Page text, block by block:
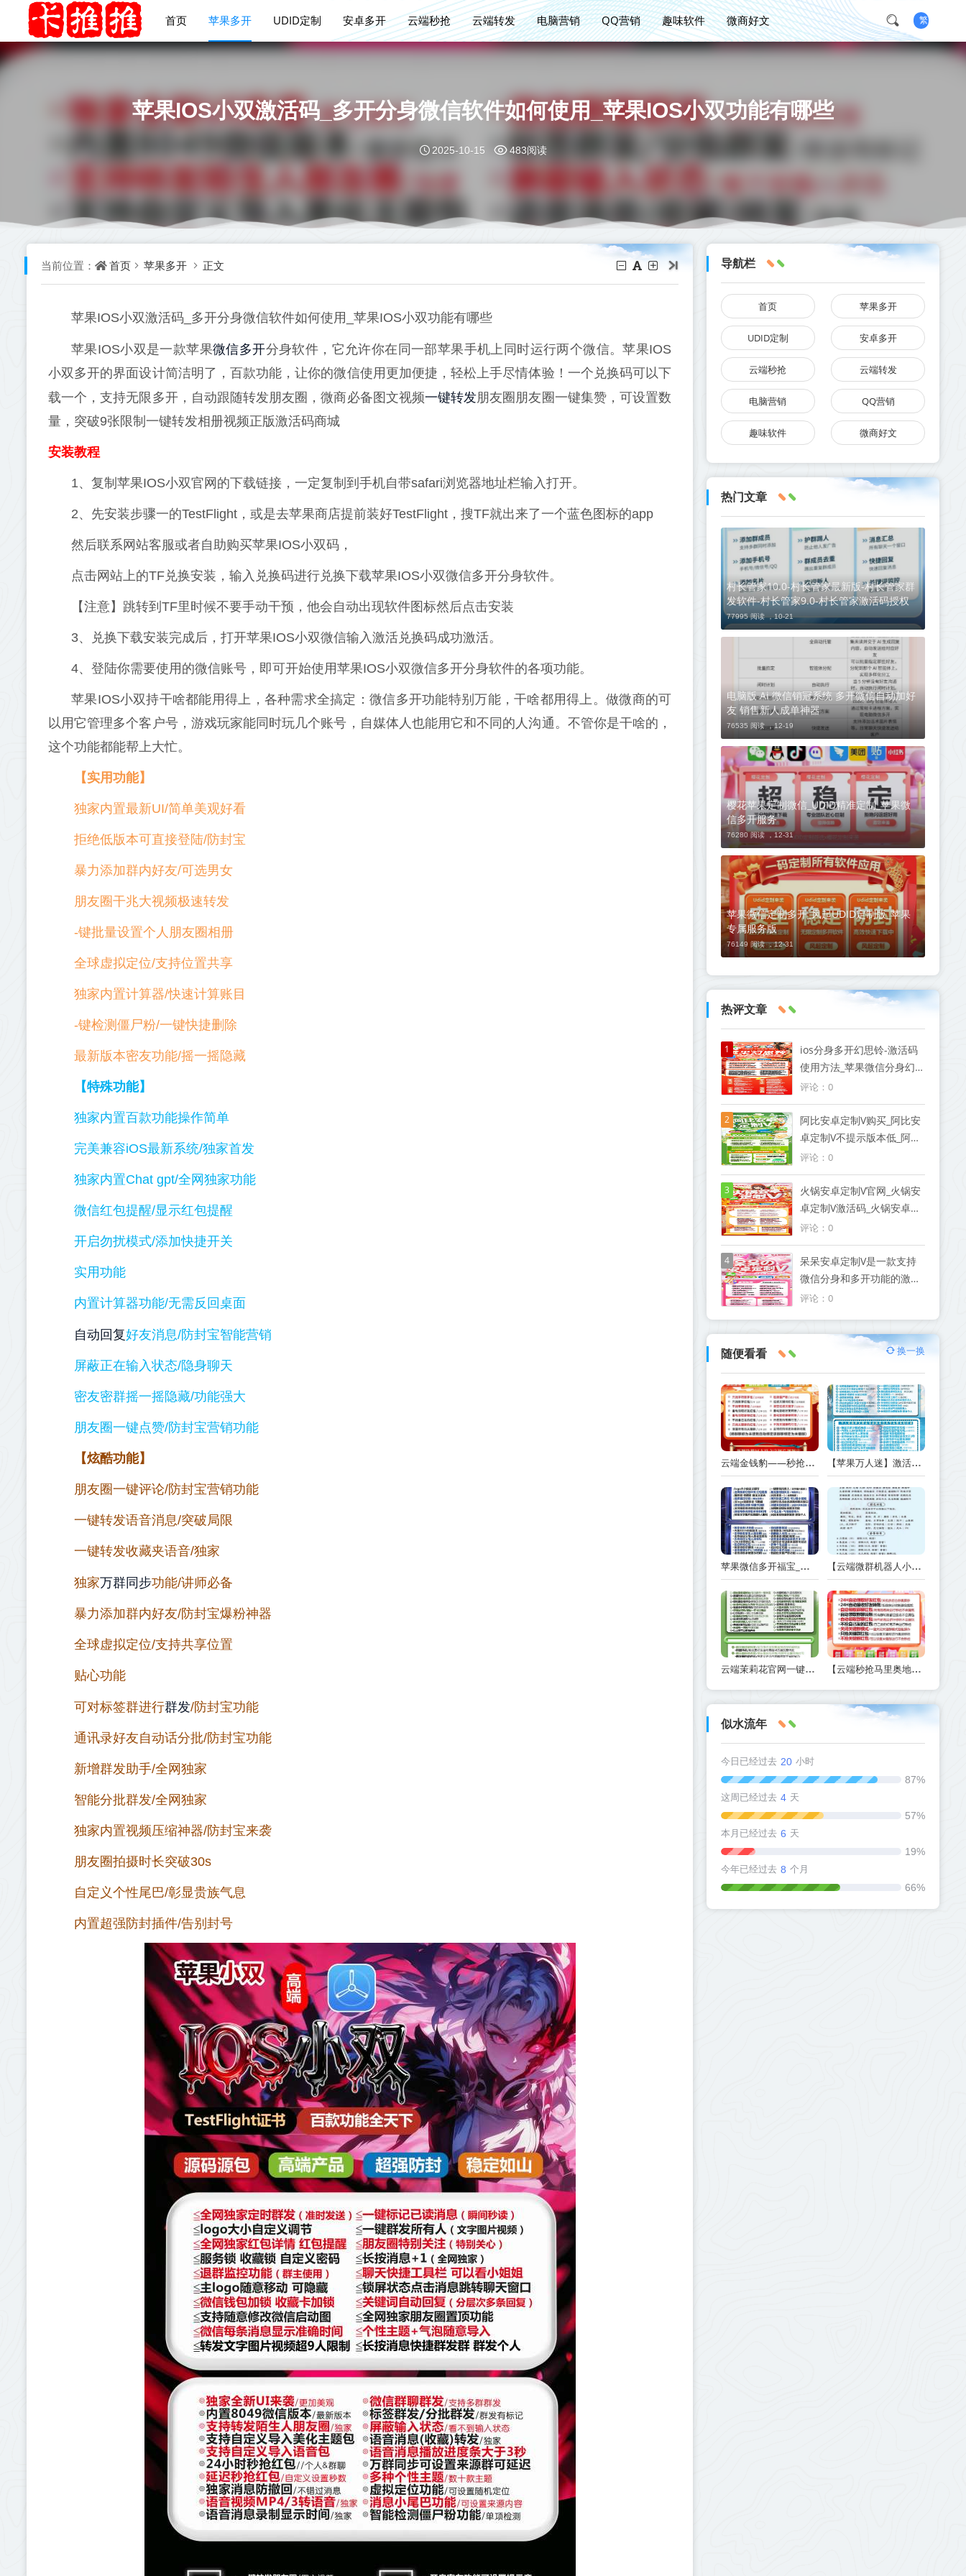
首页 苹果多开 UDID定制 安卓多开 云端秒抢 云端转发 电脑营销 QQ营销 趣味软件 微商好文 繁
苹果IOS小双激活码_多开分身微信软件如何使用_苹果IOS小双功能有哪些
2025-10-15 483阅读
当前位置： 首页 苹果多开 正文
苹果IOS小双激活码_多开分身微信软件如何使用_苹果IOS小双功能有哪些
苹果IOS小双是一款苹果微信多开分身软件，它允许你在同一部苹果手机上同时运行两个微信。苹果IOS
小双多开的界面设计简洁明了，百款功能，让你的微信使用更加便捷，轻松上手尽情体验！一个兑换码可以下
载一个，支持无限多开，自动跟随转发朋友圈，微商必备图文视频一键转发朋友圈朋友圈一键集赞，可设置数
量，突破9张限制一键转发相册视频正版激活码商城
安装教程
1、复制苹果IOS小双官网的下载链接，一定复制到手机自带safari浏览器地址栏输入打开。
2、先安装步骤一的TestFlight，或是去苹果商店提前装好TestFlight，搜TF就出来了一个蓝色图标的app
然后联系网站客服或者自助购买苹果IOS小双码，
点击网站上的TF兑换安装，输入兑换码进行兑换下载苹果IOS小双微信多开分身软件。
【注意】跳转到TF里时候不要手动干预，他会自动出现软件图标然后点击安装
3、兑换下载安装完成后，打开苹果IOS小双微信输入激活兑换码成功激活。
4、登陆你需要使用的微信账号，即可开始使用苹果IOS小双微信多开分身软件的各项功能。
苹果IOS小双持干啥都能用得上，各种需求全搞定：微信多开功能特别万能，干啥都用得上。做微商的可
以用它管理多个客户号，游戏玩家能同时玩几个账号，自媒体人也能用它和不同的人沟通。不管你是干啥的，
这个功能都能帮上大忙。
【实用功能】
独家内置最新UI/简单美观好看
拒绝低版本可直接登陆/防封宝
暴力添加群内好友/可选男女
朋友圈干兆大视频极速转发
-键批量设置个人朋友圈相册
全球虚拟定位/支持位置共享
独家内置计算器/快速计算账目
-键检测僵尸粉/一键快捷删除
最新版本密友功能/摇一摇隐藏
【特殊功能】
独家内置百款功能操作简单
完美兼容iOS最新系统/独家首发
独家内置Chat gpt/全网独家功能
微信红包提醒/显示红包提醒
开启勿扰模式/添加快捷开关
实用功能
内置计算器功能/无需反回桌面
自动回复好友消息/防封宝智能营销
屏蔽正在输入状态/隐身聊天
密友密群摇一摇隐藏/功能强大
朋友圈一键点赞/防封宝营销功能
【炫酷功能】
朋友圈一键评论/防封宝营销功能
一键转发语音消息/突破局限
一键转发收藏夹语音/独家
独家万群同步功能/讲师必备
暴力添加群内好友/防封宝爆粉神器
全球虚拟定位/支持共享位置
贴心功能
可对标签群进行群发/防封宝功能
通讯录好友自动话分批/防封宝功能
新增群发助手/全网独家
智能分批群发/全网独家
独家内置视频压缩神器/防封宝来袭
朋友圈拍摄时长突破30s
自定义个性尾巴/彰显贵族气息
内置超强防封插件/告别封号
导航栏
首页 苹果多开
UDID定制 安卓多开
云端秒抢 云端转发
电脑营销 QQ营销
趣味软件 微商好文
热门文章
村长管家10.0-村长管家最新版-村长管家群
发软件-村长管家9.0-村长管家激活码授权
77995 阅读 ，10-21
电脑版 Ai 微信销冠系统 多开微信自动加好
友 销售新人成单神器
76535 阅读 ，12-19
樱花苹果定制微信_UDID精准定制_苹果微
信多开服务
76280 阅读 ，12-31
苹果微信定制多开_风起UDID定制版_苹果
专属服务版
76149 阅读 ，12-31
热评文章
1
ios分身多开幻思铃-激活码
使用方法_苹果微信分身幻
思铃官网
评论：0
2
阿比安卓定制V购买_阿比安
卓定制V不提示版本低_阿比
安卓定制V测试版8.0
评论：0
3
火锅安卓定制V官网_火锅安
卓定制V激活码_火锅安卓定
制V地址_火锅安卓定制V微
信多开
评论：0
4
呆呆安卓定制V是一款支持
微信分身和多开功能的激活
码软件
评论：0
随便看看 换一换
云端金钱豹——秒抢神器,超强防封,全天自动秒抢群红包 【苹果万人迷】激活码商城版本-定时群发-6开版本
苹果微信多开福宝_兑换码如何在TF里下载激活-外测码能下几个 【云端微群机器人小鱼人微信智能群聊机器人】正版激活码授权月卡季卡年卡
云端茉莉花官网一键转发同步朋友圈-云端茉莉花官网激活码授权 【云端秒抢马里奥地址激活码授权使用教程】24小时自动云端抢红包
似水流年
今日已经过去 20 小时
87%
这周已经过去 4 天
57%
本月已经过去 6 天
19%
今年已经过去 8 个月
66%